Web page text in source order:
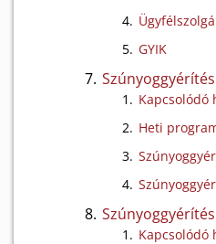
GYIK
Szúnyoggyérítés
Kapcsolódó
Heti
Kapcsolódó